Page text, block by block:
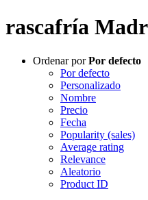
rascafría
Ordenar porPor defecto
Por defecto
Personalizado
Nombre
Precio
Fecha
Popularity (sales)
Average rating
Relevance
Aleatorio
Product ID